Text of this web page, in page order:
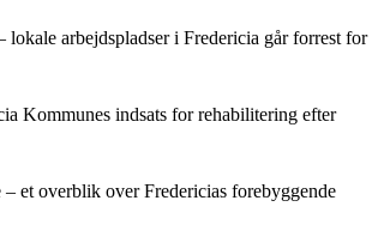
lokale arbejdspladser i Fredericia går forrest for
Kommunes indsats for rehabilitering efter
– et overblik over Fredericias forebyggende